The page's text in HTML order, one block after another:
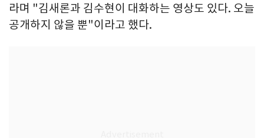
라며 "김새론과 김수현이 대화하는 영상도 있다. 오늘
공개하지 않을 뿐"이라고 했다.